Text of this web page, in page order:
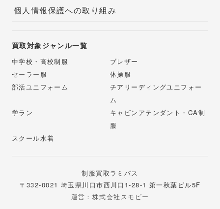
個人情報保護への取り組み
買取対象ジャンル一覧
中学校・高校制服
ブレザー
セーラー服
体操服
部活ユニフォーム
チアリーディングユニフォー
ム
学ラン
キャビンアテンダント・CA制
服
スクール水着
制服買取ラミパス
〒332-0021 埼玉県川口市西川口1-28-1 第一秋葉ビル5F
運営：株式会社スモビー